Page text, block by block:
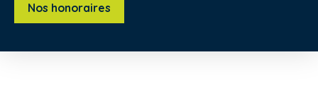
Nos honoraires